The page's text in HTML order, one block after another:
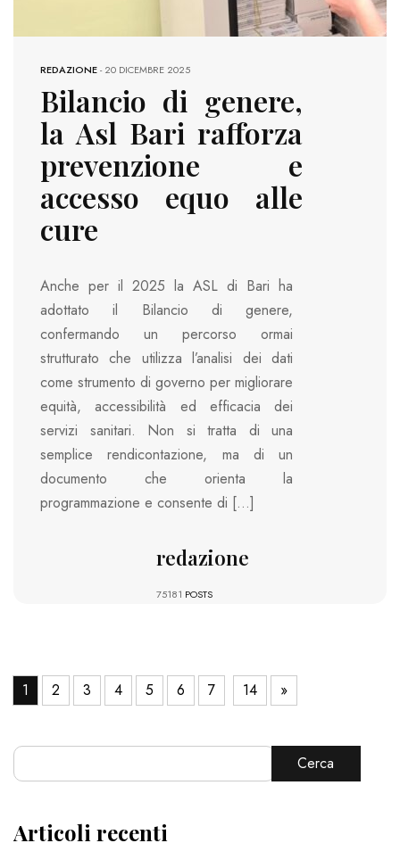
REDAZIONE-20 DICEMBRE 2025
Bilancio di genere,
la Asl Bari rafforza
prevenzione e
accesso equo alle
cure
Anche per il 2025 la ASL di Bari ha
adottato il Bilancio di genere,
confermando un percorso ormai
strutturato che utilizza l’analisi dei dati
come strumento di governo per migliorare
equità, accessibilità ed efficacia dei
servizi sanitari. Non si tratta di una
semplice rendicontazione, ma di un
documento che orienta la
programmazione e consente di […]
redazione
75181 POSTS
1 2 3 4 5 6 7 14 »
Cerca
Articoli recenti